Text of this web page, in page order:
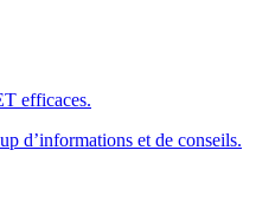
efficaces.
d’informations et de conseils.